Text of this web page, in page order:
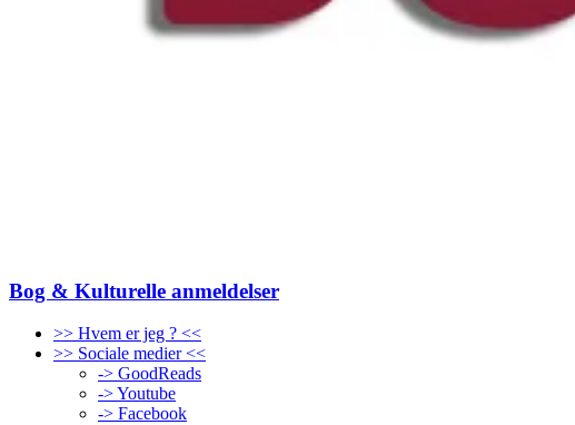
Bog & Kulturelle anmeldelser
>> Hvem er jeg ? <<
>> Sociale medier <<
-> GoodReads
-> Youtube
-> Facebook